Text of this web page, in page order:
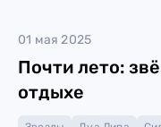
01 мая 2025
Почти лето:
отдыхе